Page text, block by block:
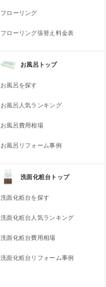
フローリング
フローリング張替え料金表
お風呂トップ
お風呂を探す
お風呂人気ランキング
お風呂費用相場
お風呂リフォーム事例
洗面化粧台トップ
洗面化粧台を探す
洗面化粧台人気ランキング
洗面化粧台費用相場
洗面化粧台リフォーム事例